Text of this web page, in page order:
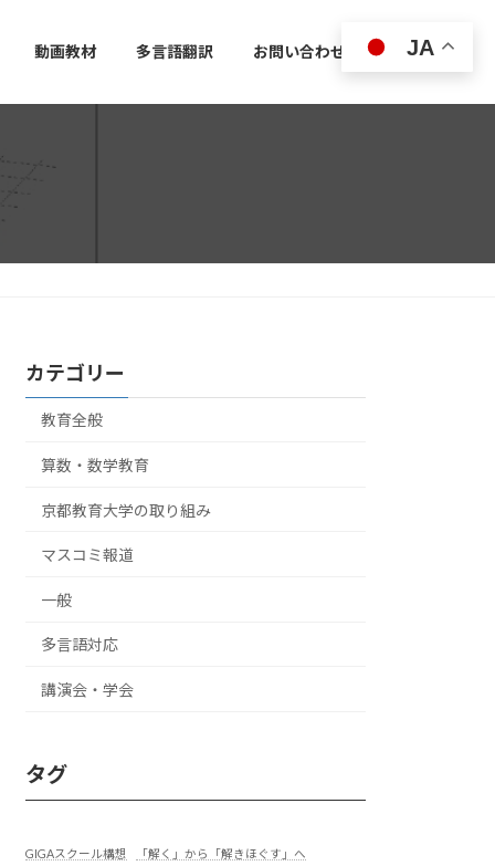
動画教材 多言語翻訳 お問い合わせ
カテゴリー
教育全般
算数・数学教育
京都教育大学の取り組み
マスコミ報道
一般
多言語対応
講演会・学会
タグ
GIGAスクール構想 「解く」から「解きほぐす」へ
JA